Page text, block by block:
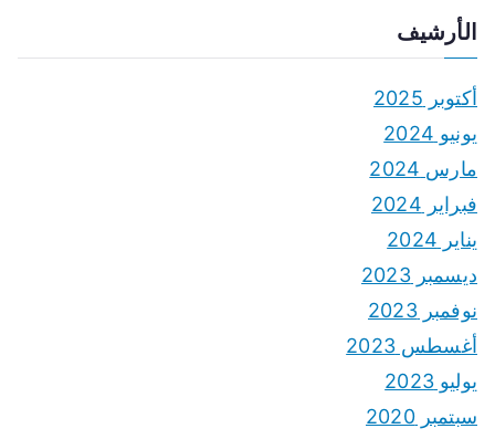
الأرشيف
أكتوبر 2025
يونيو 2024
مارس 2024
فبراير 2024
يناير 2024
ديسمبر 2023
نوفمبر 2023
أغسطس 2023
يوليو 2023
سبتمبر 2020